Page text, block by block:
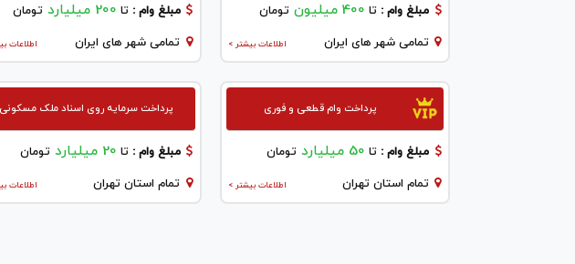
مبلغ وام : تا 400 میلیون تومان
اطلاعات بیشتر > تمامی شهر های ایران
مبلغ وام :تا 200 میلیارد تومان
اطلاعات تمامی شهر های ایران
پرداخت وام قطعی و فوری
مبلغ وام : تا 50 میلیارد تومان
اطلاعات بیشتر > تمام استان تهران
پرداخت سرمایه روی اسناد ملک مسکونی
مبلغ وام :تا 20 میلیارد تومان
اطلاعات تمام استان تهران